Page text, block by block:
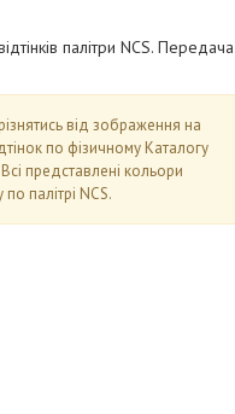
палітри NCS. Передача
від зображення на
по фізичному Каталогу
представлені кольори
палітрі NCS.